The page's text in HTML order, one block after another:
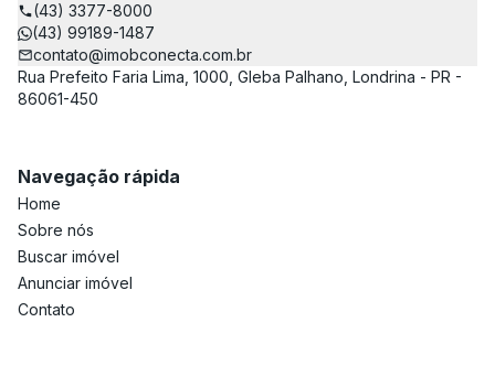
(43) 3377-8000
(43) 99189-1487
contato@imobconecta.com.br
Rua Prefeito Faria Lima, 1000, Gleba Palhano, Londrina - PR -
86061-450
Navegação rápida
Home
Sobre nós
Buscar imóvel
Anunciar imóvel
Contato